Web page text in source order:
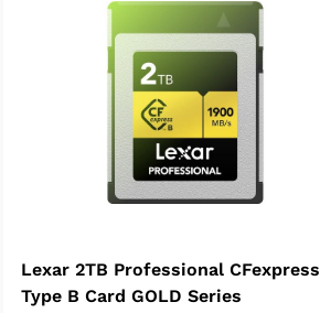
Lexar 2TB Professional CFexpress
Type B Card GOLD Series